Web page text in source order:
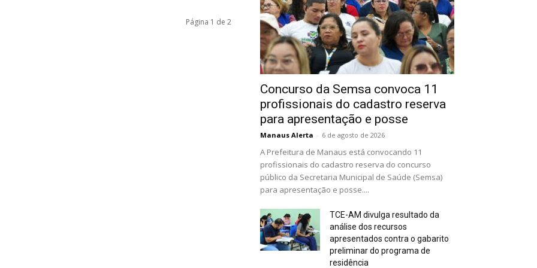
Página 1 de 2
Concurso da Semsa convoca 11
profissionais do cadastro reserva
para apresentação e posse
Manaus Alerta - 6 de agosto de 2026
A Prefeitura de Manaus está convocando 11
profissionais do cadastro reserva do concurso
público da Secretaria Municipal de Saúde (Semsa)
para apresentação e posse....
TCE-AM divulga resultado da
análise dos recursos
apresentados contra o gabarito
preliminar do programa de
residência